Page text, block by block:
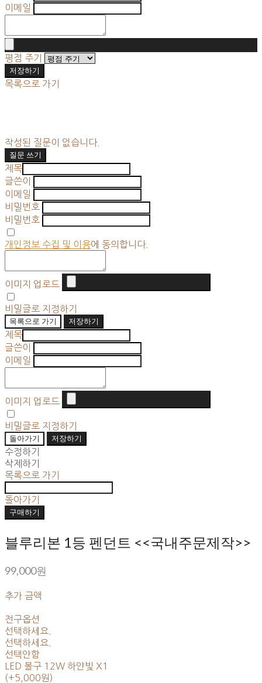
이메일
평점 주기
저장하기
목록으로 가기
작성된 질문이 없습니다.
질문 쓰기
제목
글쓴이
이메일
비밀번호
비밀번호
개인정보 수집 및 이용에 동의합니다.
이미지 업로드
비밀글로 지정하기
목록으로 가기
저장하기
제목
글쓴이
이메일
이미지 업로드
비밀글로 지정하기
돌아가기
저장하기
수정하기
삭제하기
목록으로 가기
돌아가기
구매하기
블루리본 1등 펜던트 <<국내주문제작>>
99,000원
추가 금액
전구옵션
선택하세요.
선택하세요.
선택안함
LED 볼구 12W 하얀빛 X1
(+5,000원)